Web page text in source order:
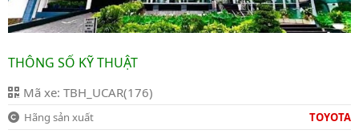
THÔNG SỐ KỸ THUẬT
Mã xe: TBH_UCAR(176)
Hãng sản xuất
TOYOTA